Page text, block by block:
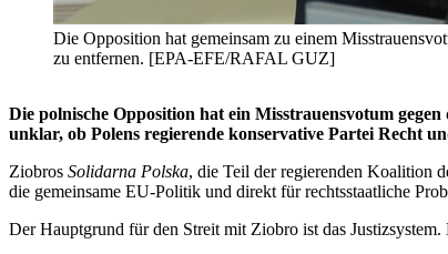
Die Opposition hat gemeinsam zu einem
zu entfernen. [EPA-EFE/RAFAL GUZ]
Die polnische Opposition hat ein Misstrauensvotum
unklar, ob Polens regierende konservative Partei Recht
Ziobros Solidarna Polska, die Teil der regierenden Koalition
die gemeinsame EU-Politik und direkt für rechtsstaatliche
Der Hauptgrund für den Streit mit Ziobro ist das